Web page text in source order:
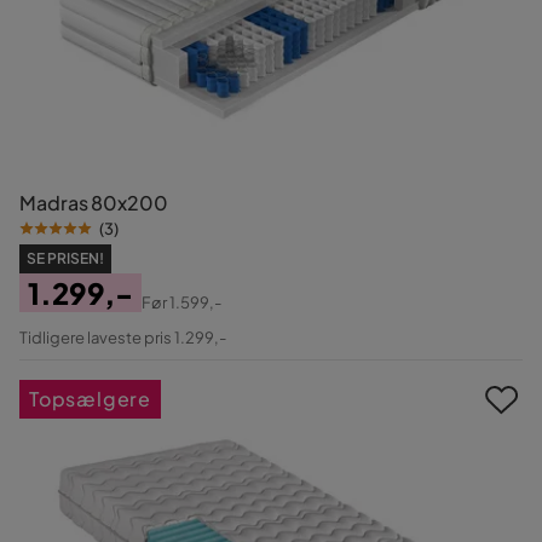
Madras 80x200
(3)
SE PRISEN!
Pris
1.299,-
Original
Før1.599,-
Tidligere laveste pris 1.299,-
Topsælgere